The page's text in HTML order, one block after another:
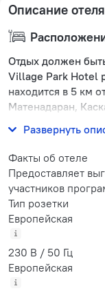
Описание отеля
Отдых должен
Village Park Hotel
находится в 5 км
Матенадаран,
Развернуть
Факты об отеле
Предоставляет
участников
Тип розетки
Европейская
230 В / 50 Гц
Европейская